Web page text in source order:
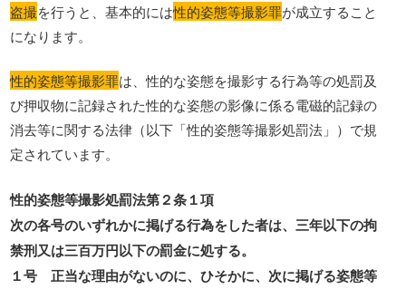
盗撮を行うと、基本的には性的姿態等撮影罪が成立すること
になります。
性的姿態等撮影罪は、性的な姿態を撮影する行為等の処罰及
び押収物に記録された性的な姿態の影像に係る電磁的記録の
消去等に関する法律（以下「性的姿態等撮影処罰法」）で規
定されています。
性的姿態等撮影処罰法第２条１項
次の各号のいずれかに掲げる行為をした者は、三年以下の拘
禁刑又は三百万円以下の罰金に処する。
１号 正当な理由がないのに、ひそかに、次に掲げる姿態等